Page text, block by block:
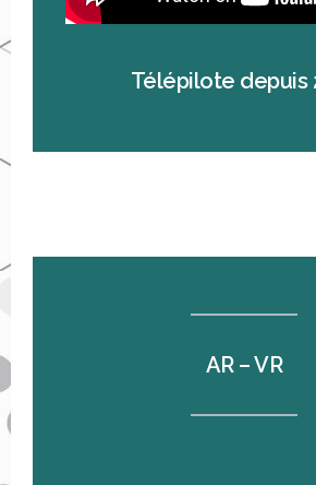
Télépilote depuis
AR – VR